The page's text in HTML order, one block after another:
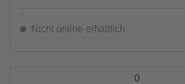
Nicht online erhältlich